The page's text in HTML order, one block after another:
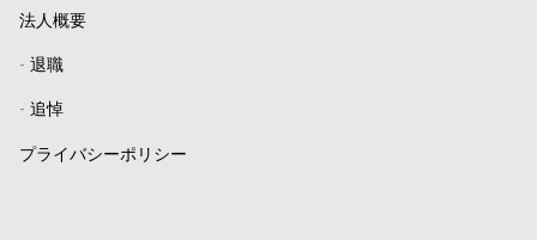
法人概要
- 退職
- 追悼
プライバシーポリシー